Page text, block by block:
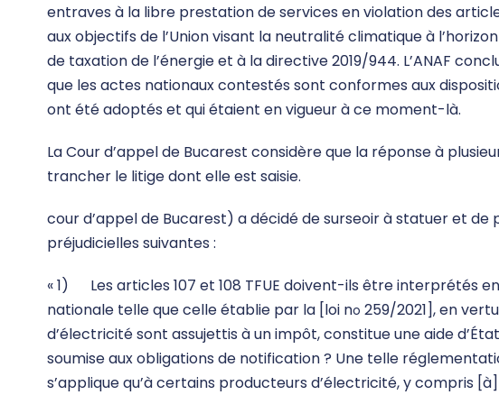
entraves à la libre prestation de services en violation des
aux objectifs de l’Union visant la neutralité climatique à
de taxation de l’énergie et à la directive 2019/944. L’ANAF
que les actes nationaux contestés sont conformes aux
ont été adoptés et qui étaient en vigueur à ce moment-là.
La Cour d’appel de Bucarest considère que la réponse à
trancher le litige dont elle est saisie.
cour d’appel de Bucarest) a décidé de surseoir à statuer et de
préjudicielles suivantes :
« 1) Les articles 107 et 108 TFUE doivent-ils être interprétés
nationale telle que celle établie par la [loi no 259/2021], en
d’électricité sont assujettis à un impôt, constitue une aide
soumise aux obligations de notification ? Une telle
s’applique qu’à certains producteurs d’électricité, y compris